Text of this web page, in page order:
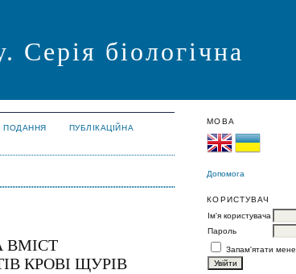
Серія біологічна
МОВА
Допомога
КОРИСТУВАЧ
Ім'я користувача
Пароль
Запам'ятати мене
ПОДАННЯ
ПУБЛІКАЦІЙНА
ВМІСТ
КРОВІ ЩУРІВ